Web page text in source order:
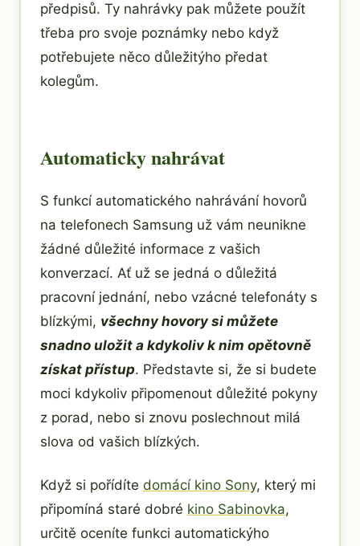
předpisů. Ty nahrávky pak můžete použít
třeba pro svoje poznámky nebo když
potřebujete něco důležitýho předat
kolegům.
Automaticky nahrávat
S funkcí automatického nahrávání hovorů
na telefonech Samsung už vám neunikne
žádné důležité informace z vašich
konverzací. Ať už se jedná o důležitá
pracovní jednání, nebo vzácné telefonáty s
blízkými, všechny hovory si můžete
snadno uložit a kdykoliv k nim opětovně
získat přístup. Představte si, že si budete
moci kdykoliv připomenout důležité pokyny
z porad, nebo si znovu poslechnout milá
slova od vašich blízkých.
Když si pořídíte domácí kino Sony, který mi
připomíná staré dobré kino Sabinovka,
určitě oceníte funkci automatickýho